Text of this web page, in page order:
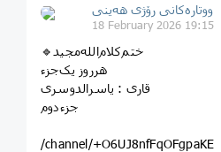
ووتارەکانی رۆژی ھەینی
18 February 2026 19:15
هرروز یک‌جزء
قاری‌ : یاسرالدوسری
جزء‌دوم
/channel/+O6UJ8nfFqOFgpaKE